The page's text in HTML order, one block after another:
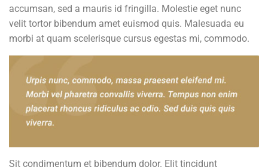
accumsan, sed a mauris id fringilla. Molestie eget nunc
velit tortor bibendum amet euismod quis. Malesuada eu
morbi at quam scelerisque cursus egestas mi, commodo.
Sit condimentum et bibendum dolor. Elit tincidunt